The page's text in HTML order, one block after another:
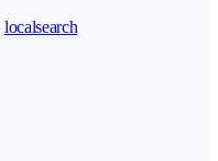
localsearch